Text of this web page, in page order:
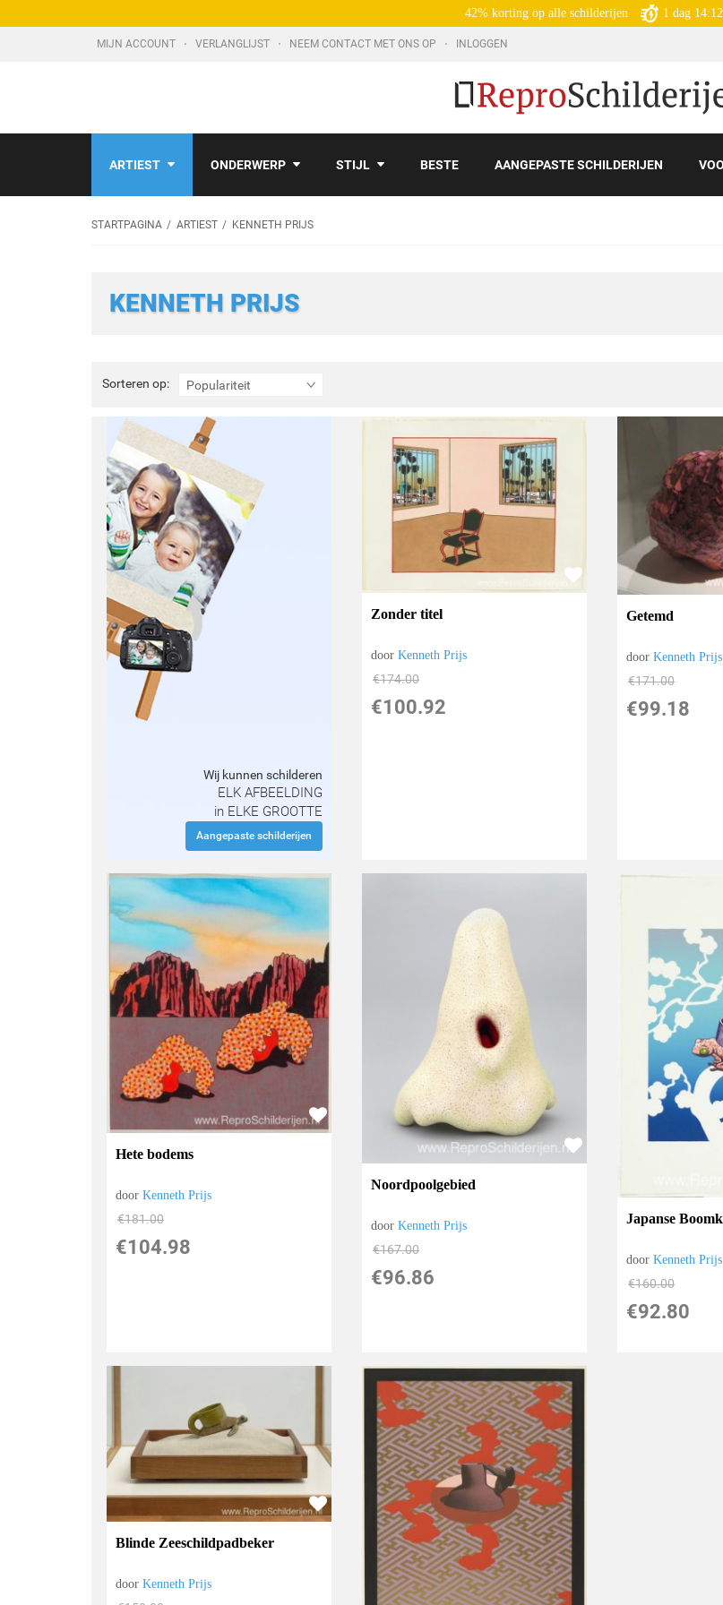
42% korting op alle schilderijen 1 dag
MIJN ACCOUNT VERLANGLIJST NEEM CONTACT MET ONS OP INLOGGEN
ARTIEST ONDERWERP STIJL BESTE AANGEPASTE SCHILDERIJEN
STARTPAGINA ARTIEST KENNETH PRIJS
KENNETH PRIJS
Sorteren op: Populariteit
Sorteren
op:
Wij kunnen schilderen
ELK AFBEELDING
in ELKE GROOTTE
Aangepaste schilderijen
Zonder titel
doorKenneth Prijs
€174.00
€100.92
Getemd
doorKenneth Prijs
€171.00
€99.18
Hete bodems
doorKenneth Prijs
€181.00
€104.98
Noordpoolgebied
doorKenneth Prijs
€167.00
€96.86
Japanse
doorKenneth Prijs
€160.00
€92.80
Blinde Zeeschildpadbeker
doorKenneth Prijs